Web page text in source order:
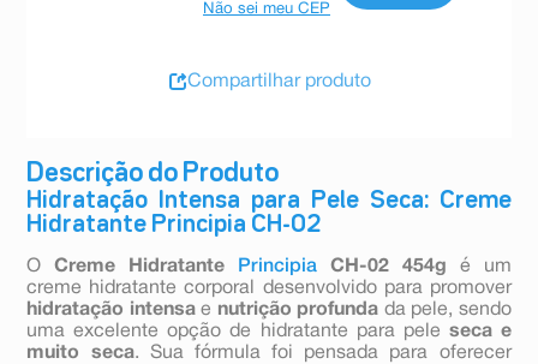
Descrição do Produto
Hidratação Intensa para Pele Seca: Creme
Hidratante Principia CH-02
OCreme Hidratante Principia CH-02 454g é um
creme hidratante corporal desenvolvido para promover
hidratação intensae nutrição profunda da pele, sendo
uma excelente opção de hidratante para pele seca e
muito seca. Sua fórmula foi pensada para oferecer
Não sei meu CEP
Compartilhar produto